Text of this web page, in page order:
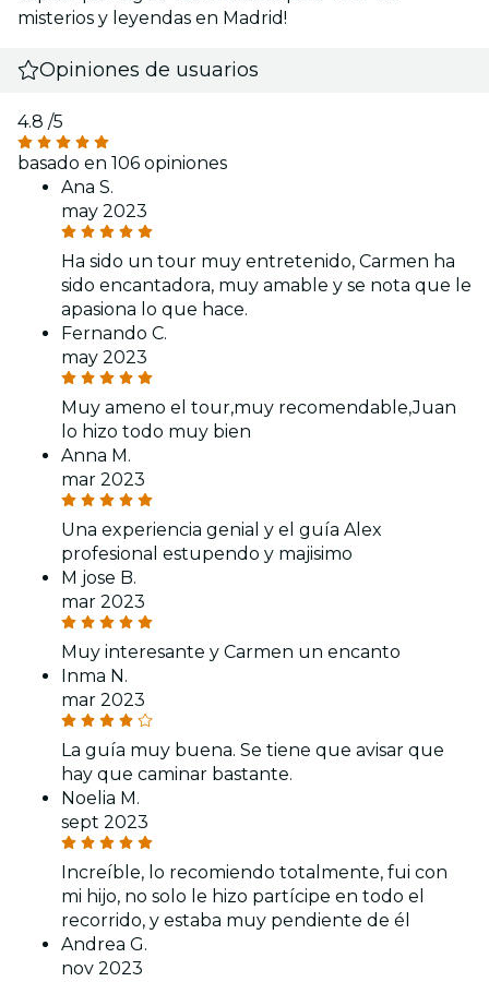
misterios y leyendas en Madrid!
Opiniones de usuarios
4.8 /5
basado en 106 opiniones
Ana S.
may 2023
Ha sido un tour muy entretenido, Carmen ha
sido encantadora, muy amable y se nota que le
apasiona lo que hace.
Fernando C.
may 2023
Muy ameno el tour,muy recomendable,Juan
lo hizo todo muy bien
Anna M.
mar 2023
Una experiencia genial y el guía Alex
profesional estupendo y majisimo
M jose B.
mar 2023
Muy interesante y Carmen un encanto
Inma N.
mar 2023
La guía muy buena. Se tiene que avisar que
hay que caminar bastante.
Noelia M.
sept 2023
Increíble, lo recomiendo totalmente, fui con
mi hijo, no solo le hizo partícipe en todo el
recorrido, y estaba muy pendiente de él
Andrea G.
nov 2023